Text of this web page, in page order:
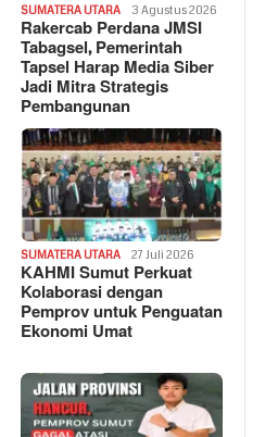
SUMATERA UTARA 3 Agustus 2026
Rakercab Perdana JMSI
Tabagsel, Pemerintah
Tapsel Harap Media Siber
Jadi Mitra Strategis
Pembangunan
SUMATERA UTARA 27 Juli 2026
KAHMI Sumut Perkuat
Kolaborasi dengan
Pemprov untuk Penguatan
Ekonomi Umat